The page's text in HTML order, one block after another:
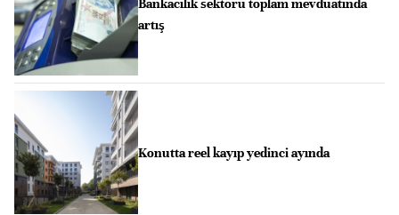
Bankacılık sektörü toplam mevduatında
artış
Konutta reel kayıp yedinci ayında